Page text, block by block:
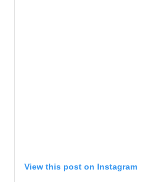
View this post on Instagram